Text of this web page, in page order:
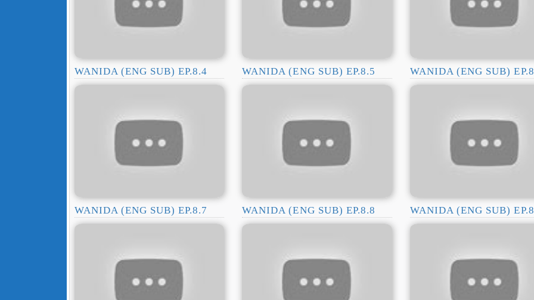
WANIDA (ENG SUB) EP.8.4 WANIDA (ENG SUB) EP.8.5 WANIDA (ENG SUB)
WANIDA (ENG SUB) EP.8.7 WANIDA (ENG SUB) EP.8.8 WANIDA (ENG SUB)